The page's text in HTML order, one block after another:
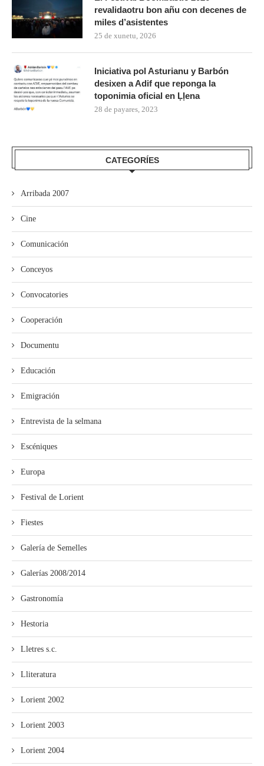
revalidaotru bon añu con decenes de
miles d’asistentes
25 de xunetu, 2026
Iniciativa pol Asturianu y Barbón
desixen a Adif que reponga la
toponimia oficial en Ḷḷena
28 de payares, 2023
CATEGORÍES
Arribada 2007
Cine
Comunicación
Conceyos
Convocatories
Cooperación
Documentu
Educación
Emigración
Entrevista de la selmana
Escéniques
Europa
Festival de Lorient
Fiestes
Galería de Semelles
Galerías 2008/2014
Gastronomía
Hestoria
Lletres s.c.
Lliteratura
Lorient 2002
Lorient 2003
Lorient 2004